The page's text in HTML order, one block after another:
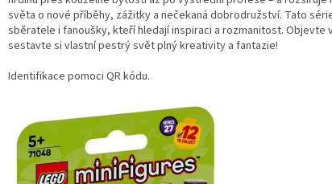
světa o nové příběhy, zážitky a nečekaná dobrodružství. Tato
sběratele i fanoušky, kteří hledají inspiraci a rozmanitost. Objevte
sestavte si vlastní pestrý svět plný kreativity a fantazie!
Identifikace pomoci QR kódu.